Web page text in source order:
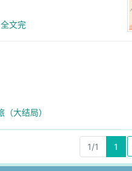
文完
大结局）
1/1 1